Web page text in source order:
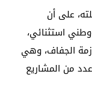
على أن
استثنائي،
الجفاف، وهي
من المشاريع